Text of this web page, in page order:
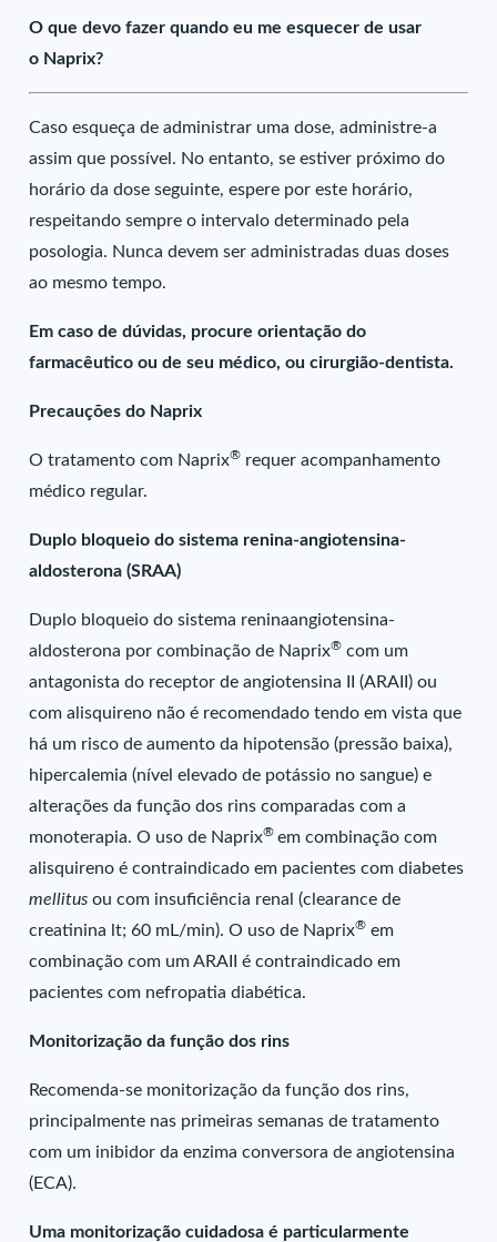
O que devo fazer quando eu me esquecer de usar
o Naprix?
Caso esqueça de administrar uma dose, administre-a
assim que possível. No entanto, se estiver próximo do
horário da dose seguinte, espere por este horário,
respeitando sempre o intervalo determinado pela
posologia. Nunca devem ser administradas duas doses
ao mesmo tempo.
Em caso de dúvidas, procure orientação do
farmacêutico ou de seu médico, ou cirurgião-dentista.
Precauções do Naprix
O tratamento com Naprix® requer acompanhamento
médico regular.
Duplo bloqueio do sistema renina-angiotensina-
aldosterona (SRAA)
Duplo bloqueio do sistema reninaangiotensina-
aldosterona por combinação de Naprix® com um
antagonista do receptor de angiotensina II (ARAII) ou
com alisquireno não é recomendado tendo em vista que
há um risco de aumento da hipotensão (pressão baixa),
hipercalemia (nível elevado de potássio no sangue) e
alterações da função dos rins comparadas com a
monoterapia. O uso de Naprix® em combinação com
alisquireno é contraindicado em pacientes com diabetes
mellitus ou com insuficiência renal (clearance de
creatinina lt; 60 mL/min). O uso de Naprix® em
combinação com um ARAII é contraindicado em
pacientes com nefropatia diabética.
Monitorização da função dos rins
Recomenda-se monitorização da função dos rins,
principalmente nas primeiras semanas de tratamento
com um inibidor da enzima conversora de angiotensina
(ECA).
Uma monitorização cuidadosa é particularmente